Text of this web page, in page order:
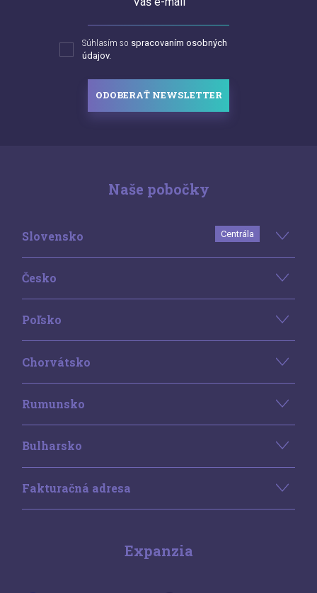
Súhlasím so spracovaním osobných
údajov.
ODOBERAŤ NEWSLETTER
Naše pobočky
Slovensko Centrála
Česko
Poľsko
Chorvátsko
Rumunsko
Bulharsko
Fakturačná adresa
Expanzia